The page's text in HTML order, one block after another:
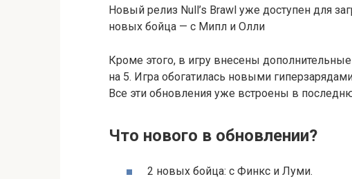
Новый релиз Null’s Brawl уже доступен для
новых бойца — с Мипл и Олли
Кроме этого, в игру внесены
на 5. Игра обогатилась новыми
Все эти обновления уже встроены в
Что нового в обновлении?
2 новых бойца: с Финкс и Луми.